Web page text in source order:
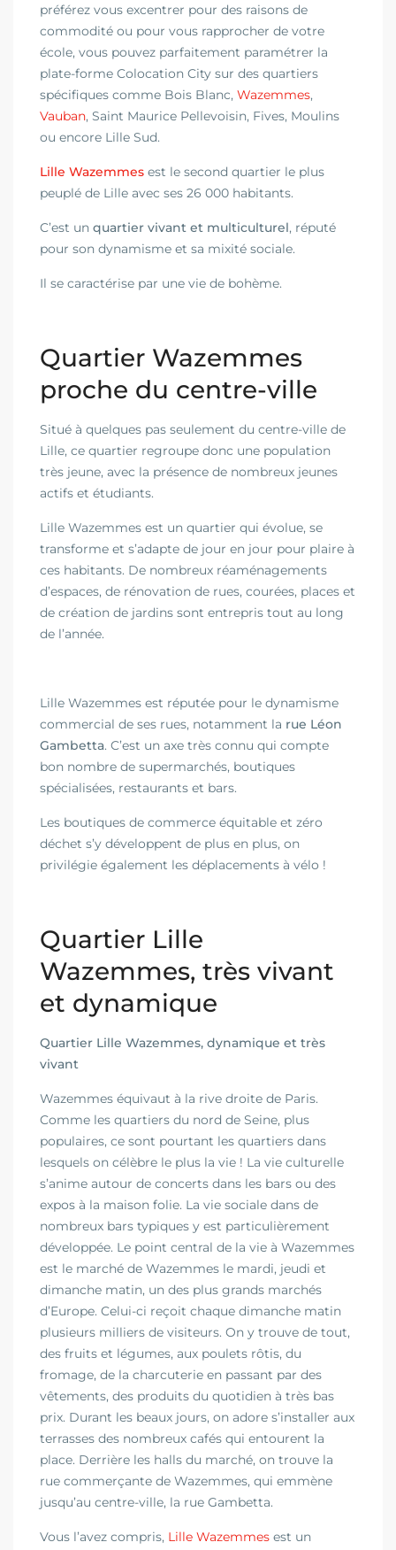
préférez vous excentrer pour des raisons de
commodité ou pour vous rapprocher de votre
école, vous pouvez parfaitement paramétrer la
plate-forme Colocation City sur des quartiers
spécifiques comme Bois Blanc,Wazemmes,
Vauban, Saint Maurice Pellevoisin, Fives, Moulins
ou encore Lille Sud.
Lille Wazemmes est le second quartier le plus
peuplé de Lille avec ses 26 000 habitants.
C’est unquartier vivant et multiculturel, réputé
pour son dynamisme et sa mixité sociale.
Il se caractérise par une vie de bohème.
Quartier Wazemmes
proche du centre-ville
Situé à quelques pas seulement du centre-ville de
Lille, ce quartier regroupe donc une population
très jeune, avec la présence de nombreux jeunes
actifs et étudiants.
Lille Wazemmes est un quartier qui évolue, se
transforme et s’adapte de jour en jour pour plaire à
ces habitants. De nombreux réaménagements
d’espaces, de rénovation de rues, courées, places et
de création de jardins sont entrepris tout au long
de l’année.
Lille Wazemmes est réputée pour le dynamisme
commercial de ses rues, notamment la rue Léon
Gambetta. C’est un axe très connu qui compte
bon nombre de supermarchés, boutiques
spécialisées, restaurants et bars.
Les boutiques de commerce équitable et zéro
déchet s’y développent de plus en plus, on
privilégie également les déplacements à vélo !
Quartier Lille
Wazemmes, très vivant
et dynamique
Quartier Lille Wazemmes, dynamique et très
vivant
Wazemmes équivaut à la rive droite de Paris.
Comme les quartiers du nord de Seine, plus
populaires, ce sont pourtant les quartiers dans
lesquels on célèbre le plus la vie ! La vie culturelle
s’anime autour de concerts dans les bars ou des
expos à la maison folie. La vie sociale dans de
nombreux bars typiques y est particulièrement
développée. Le point central de la vie à Wazemmes
est le marché de Wazemmes le mardi, jeudi et
dimanche matin, un des plus grands marchés
d’Europe. Celui-ci reçoit chaque dimanche matin
plusieurs milliers de visiteurs. On y trouve de tout,
des fruits et légumes, aux poulets rôtis, du
fromage, de la charcuterie en passant par des
vêtements, des produits du quotidien à très bas
prix. Durant les beaux jours, on adore s’installer aux
terrasses des nombreux cafés qui entourent la
place. Derrière les halls du marché, on trouve la
rue commerçante de Wazemmes, qui emmène
jusqu’au centre-ville, la rue Gambetta.
Vous l’avez compris, Lille Wazemmes est un